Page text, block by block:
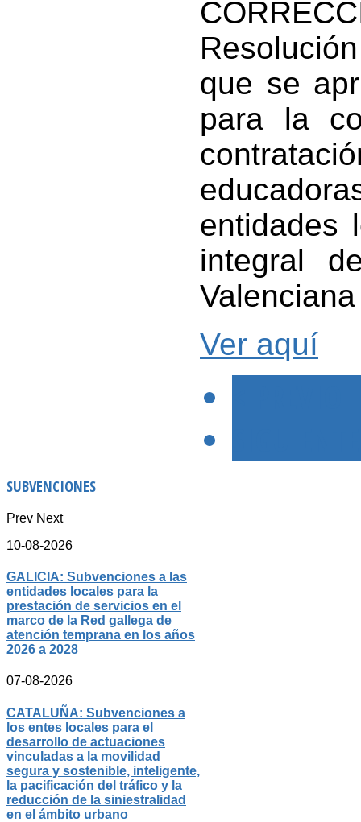
que se
para la
entidades
integral
Ver aquí
SUBVENCIONES
Prev Next
10-08-2026
GALICIA: Subvenciones a las
entidades locales para la
prestación de servicios en el
marco de la Red gallega de
atención temprana en los años
2026 a 2028
07-08-2026
CATALUÑA: Subvenciones a
los entes locales para el
desarrollo de actuaciones
vinculadas a la movilidad
segura y sostenible, inteligente,
la pacificación del tráfico y la
reducción de la siniestralidad
en el ámbito urbano